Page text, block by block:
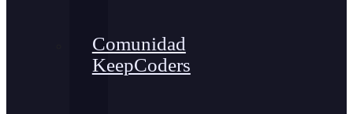
Comunidad
KeepCoders